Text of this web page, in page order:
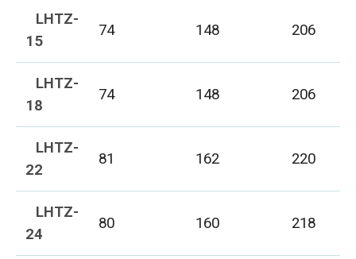
LHTZ-
15
74 148 206
LHTZ-
18
74 148 206
LHTZ-
22
81 162 220
LHTZ-
24
80 160 218